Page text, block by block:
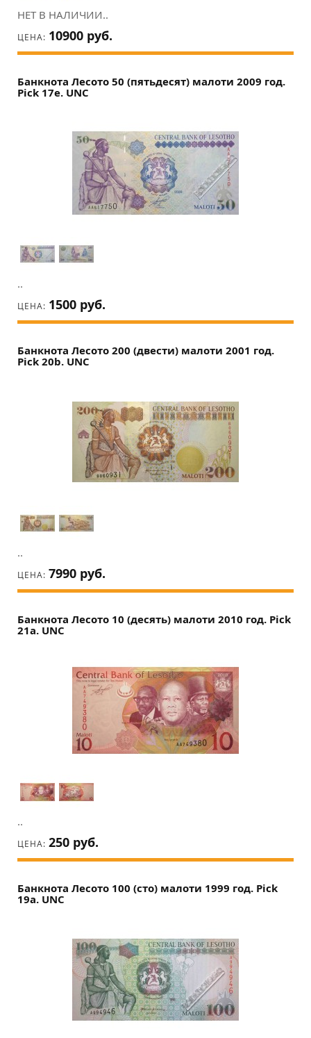
НЕТ В НАЛИЧИИ..
ЦЕНА: 10900 руб.
Банкнота Лесото 50 (пятьдесят) малоти 2009 год.
Pick 17e. UNC
..
ЦЕНА: 1500 руб.
Банкнота Лесото 200 (двести) малоти 2001 год.
Pick 20b. UNC
..
ЦЕНА: 7990 руб.
Банкнота Лесото 10 (десять) малоти 2010 год. Pick
21a. UNC
..
ЦЕНА: 250 руб.
Банкнота Лесото 100 (сто) малоти 1999 год. Pick
19a. UNC